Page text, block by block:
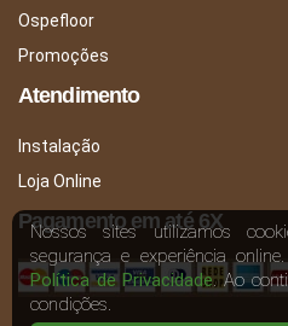
Ospefloor
Promoções
Atendimento
Instalação
Loja Online
Pagamento em até 6X
Nossos sites utilizamos
segurança e experiência
Política de Privacidade. Ao
condições.